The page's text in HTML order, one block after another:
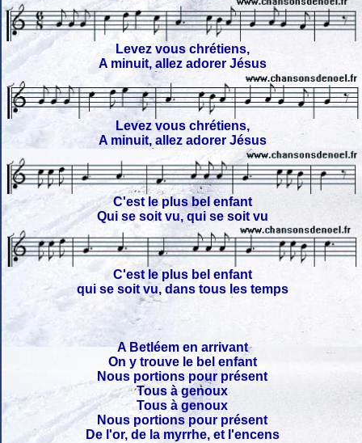
Levez vous chrétiens,
A minuit, allez adorer Jésus
Levez vous chrétiens,
A minuit, allez adorer Jésus
C'est le plus bel enfant
Qui se soit vu, qui se soit vu
C'est le plus bel enfant
qui se soit vu, dans tous les temps
A Betléem en arrivant
On y trouve le bel enfant
Nous portions pour présent
Tous à genoux
Tous à genoux
Nous portions pour présent
De l'or, de la myrrhe, et l'encens